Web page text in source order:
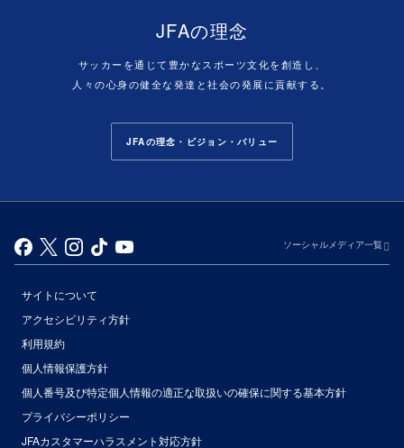
JFAの理念
サッカーを通じて豊かなスポーツ文化を創造し、
人々の心身の健全な発達と社会の発展に貢献する。
JFAの理念・ビジョン・バリュー
ソーシャルメディア一覧
サイトについて
アクセシビリティ方針
利用規約
個人情報保護方針
個人番号及び特定個人情報の適正な取扱いの確保に関する基本方針
プライバシーポリシー
JFAカスタマーハラスメント対応方針